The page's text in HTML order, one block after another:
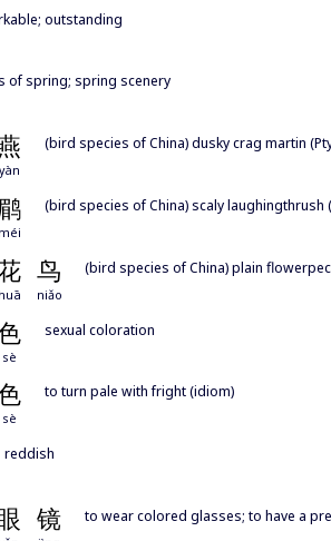
outstanding
of spring; spring scenery
yàn
(bird species of China) dusky crag martin
méi
(bird species of China) scaly
鸟
huā niǎo
(bird species of China) plain
sè
sexual coloration
sè
to turn pale with fright (idiom)
reddish
镜 to wear colored glasses; to have a